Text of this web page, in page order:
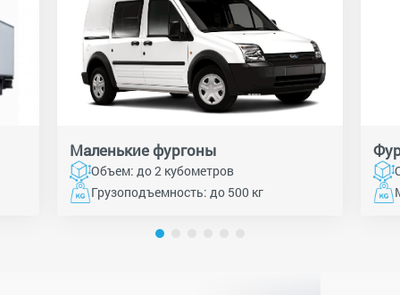
Маленькие фургоны
Объем: до 2 кубометров
Грузоподъемность: до 500 кг